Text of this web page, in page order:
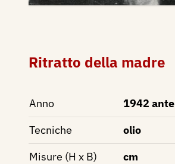
Ritratto della madre
Anno
1942 ante
Tecniche
olio
Misure (H x B)
cm